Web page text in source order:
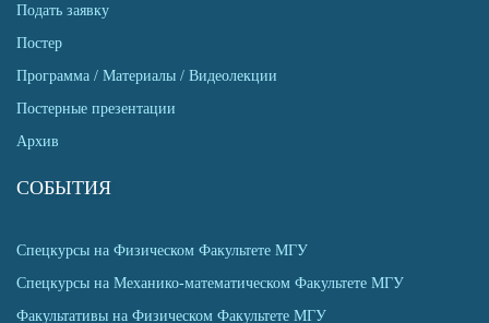
Подать заявку
Постер
Программа / Материалы / Видеолекции
Постерные презентации
Архив
СОБЫТИЯ
Спецкурсы на Физическом Факультете МГУ
Спецкурсы на Механико-математическом Факультете МГУ
Факультативы на Физическом Факультете МГУ